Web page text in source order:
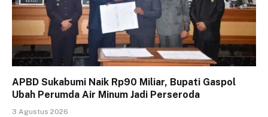
APBD Sukabumi Naik Rp90 Miliar, Bupati Gaspol
Ubah Perumda Air Minum Jadi Perseroda
3 Agustus 2026